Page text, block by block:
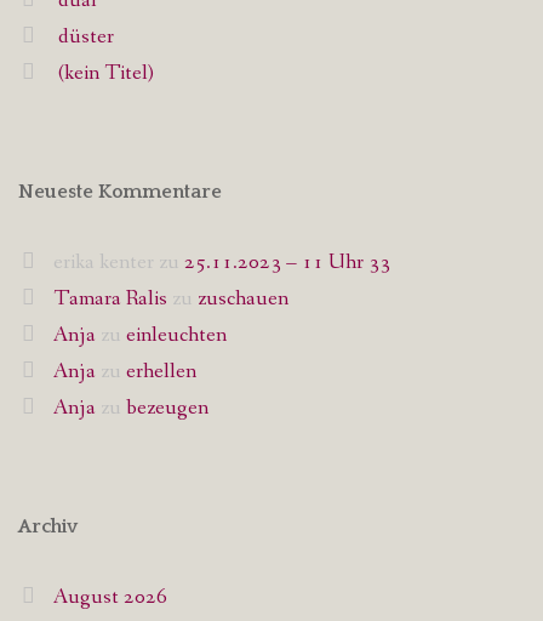
düster
(kein Titel)
Neueste Kommentare
erika kenter zu 25.11.2023 – 11 Uhr 33
Tamara Ralis zu zuschauen
Anja zu einleuchten
Anja zu erhellen
Anja zu bezeugen
Archiv
August 2026